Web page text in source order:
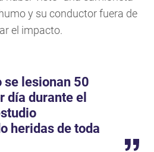
y su conductor fuera de
el impacto.
se lesionan 50
día durante el
heridas de toda